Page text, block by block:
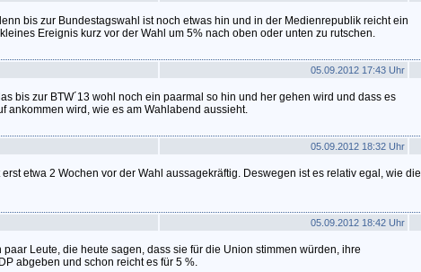
bis zur Bundestagswahl ist noch etwas hin und in der Medienrepublik reicht ein
Ereignis kurz vor der Wahl um 5% nach oben oder unten zu rutschen.
05.09.2012 17:43 Uhr
bis zur BTW´13 wohl noch ein paarmal so hin und her gehen wird und dass es
ankommen wird, wie es am Wahlabend aussieht.
05.09.2012 18:32 Uhr
etwa 2 Wochen vor der Wahl aussagekräftig. Deswegen ist es relativ egal, wie die
05.09.2012 18:42 Uhr
paar Leute, die heute sagen, dass sie für die Union stimmen würden, ihre
abgeben und schon reicht es für 5 %.